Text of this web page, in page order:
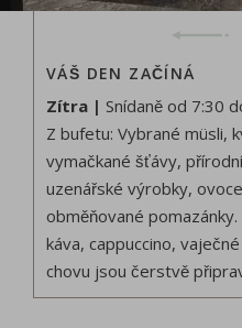
VÁŠ DEN ZAČÍNÁ
Zítra | Snídaně od 7:30
Z bufetu: Vybrané müsli,
vymačkané šťávy,
uzenářské výrobky,
obměňované
káva, cappuccino,
chovu jsou čerstvě